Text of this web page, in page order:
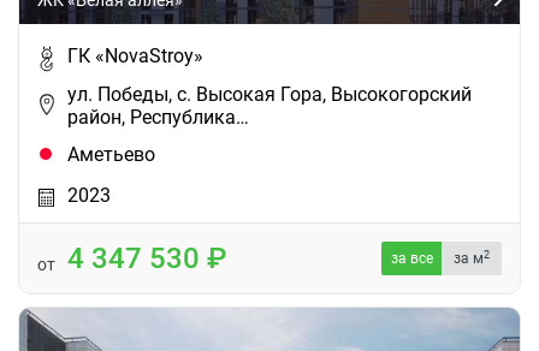
ГК «NovaStroy»
ул. Победы, с. Высокая Гора, Высокогорский
район, Республика…
Аметьево
2023
от 4 347 530 за все за м2